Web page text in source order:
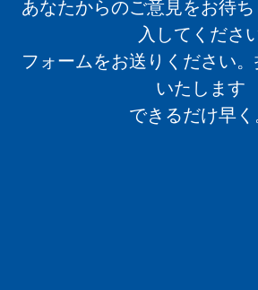
あなたからのご意見をお待
入してくださ
フォームをお送りください
いたします
できるだけ早く